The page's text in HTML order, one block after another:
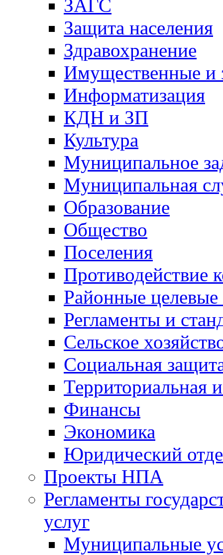
ЗАГС
Защита населения
Здравохранение
Имущественные и
Информатизация
КДН и ЗП
Культура
Муниципальное
Муниципальная
Образование
Общество
Поселения
Противодействие
Районные
Регламенты и
Сельское
Социальная
Территориальная
Финансы
Экономика
Юридический
Проекты НПА
Регламенты
услуг
Муниципальные